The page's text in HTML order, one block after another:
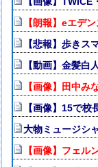
【朗報】eエデ
【悲報】歩きス
【動画】金髪
【画像】田中み
【画像】15で
大物ミュージシ
【画像】フェ